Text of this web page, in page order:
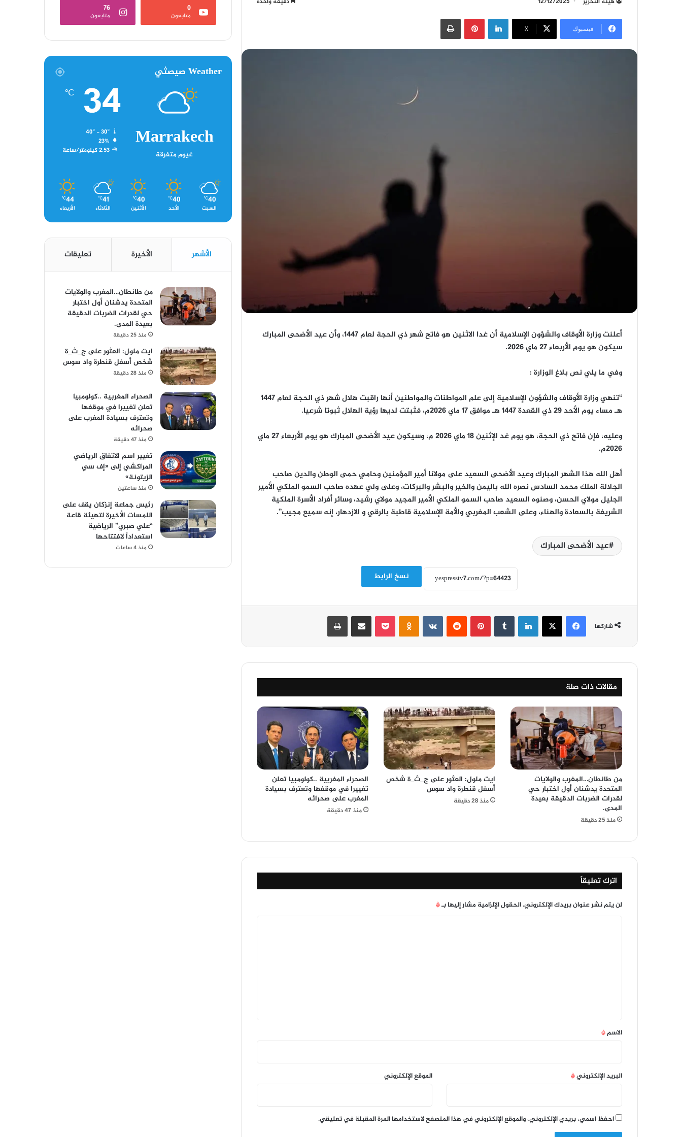
فيسبوك ‫X
لينكدإن بينتيريست
أعلنت وزارة الأوقاف والشؤون الإسلامية أن غدا الاثنين هو فاتح شهر ذي الحجة لعام 1447، وأن عيد الأضحى المبارك
سيكون هو يوم الأربعاء 27 ماي 2026.
وفي ما يلي نص بلاغ الوزارة :
“تنهي وزارة الأوقاف والشؤون الإسلامية إلى علم المواطنات والمواطنين أنها راقبت هلال شهر ذي الحجة لعام 1447
هـ مساء يوم الأحد 29 ذي القعدة 1447 هـ موافق 17 ماي 2026م، فثبتت لديها رؤية الهلال ثبوتا شرعيا.
وعليه، فإن فاتح ذي الحجة، هو يوم غد الإثنين 18 ماي 2026 م، وسيكون عيد الأضحى المبارك هو يوم الأربعاء 27 ماي
2026م.
أهل الله هذا الشهر المبارك وعيد الأضحى السعيد على مولانا أمير المؤمنين وحامي حمى الوطن والدين صاحب
الجلالة الملك محمد السادس نصره الله باليمن والخير والبشر والبركات، وعلى ولي عهده صاحب السمو الملكي الأمير
الجليل مولاي الحسن، وصنوه السعيد صاحب السمو الملكي الأمير المجيد مولاي رشيد، وسائر أفراد الأسرة الملكية
الشريفة بالسعادة والهناء، وعلى الشعب المغربي والأمة الإسلامية قاطبة بالرقي و الازدهار، إنه سميع مجيب”.
عيد الأضحى المبارك
نسخ الرابط
شاركها
فيسبوك ‫X لينكدإن بينتيريست مشاركة عبر البريد
مقالات ذات صلة
من طانطان…المغرب والولايات
المتحدة يدشنان أول اختبار حي
لقدرات الضربات الدقيقة بعيدة
المدى.
منذ 25 دقيقة
ايت ملول: العثور على ج_ث_ة شخص
أسفل قنطرة واد سوس
منذ 28 دقيقة
الصحراء المغربية ..كولومبيا تعلن
تغييرا في موقفها وتعترف بسيادة
المغرب على صحرائه
منذ 47 دقيقة
اترك تعليقاً
لن يتم نشر عنوان بريدك الإلكتروني.الحقول الإلزامية مشار إليها بـ*
*
الاسم*
البريد الإلكتروني* الموقع الإلكتروني
احفظ اسمي، بريدي الإلكتروني، والموقع الإلكتروني في هذا المتصفح لاستخدامها المرة المقبلة في تعليقي.
0
متابعون
76
متابعون
Weather صيصثي
Marrakech
غيوم متفرقة
34
℃
40º - 30º
23%
2.53 كيلومتر/ساعة
40
℃
السبت
40
℃
الأحد
40
℃
الأثنين
41
℃
الثلاثاء
44
℃
الأربعاء
الأشهر الأخيرة تعليقات
من طانطان…المغرب والولايات
المتحدة يدشنان أول اختبار
حي لقدرات الضربات الدقيقة
بعيدة المدى.
منذ 25 دقيقة
ايت ملول: العثور على ج_ث_ة
شخص أسفل قنطرة واد سوس
منذ 28 دقيقة
الصحراء المغربية ..كولومبيا
تعلن تغييرا في موقفها
وتعترف بسيادة المغرب على
صحرائه
منذ 47 دقيقة
تغيير اسم الاتفاق الرياضي
المراكشي إلى «إف سي
الزيتونة»
منذ ساعتين
رئيس جماعة إنزكان يقف على
اللمسات الأخيرة لتهيئة قاعة
“علي صبري” الرياضية
استعداداً لافتتاحها
منذ 4 ساعات